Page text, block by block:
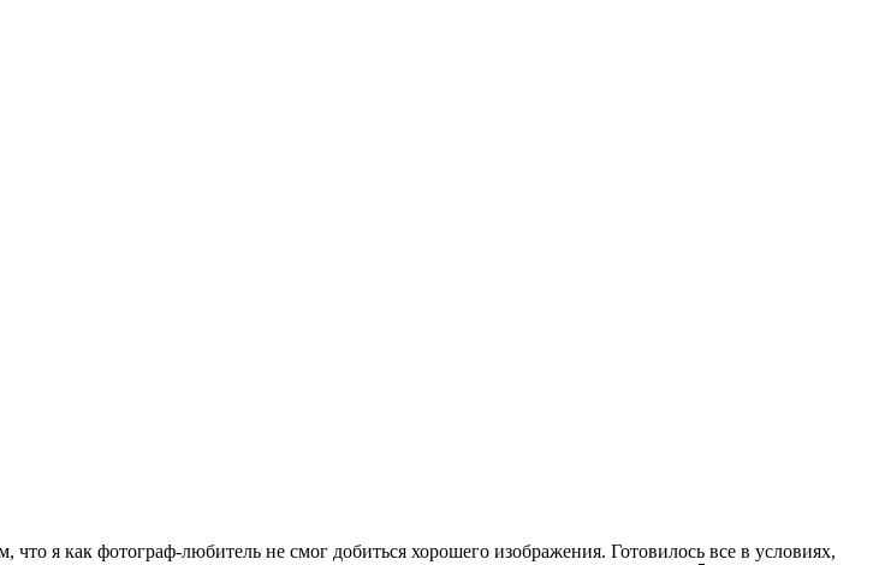
я как фотограф-любитель не смог добиться хорошего изображения. Готовилось все в условиях,